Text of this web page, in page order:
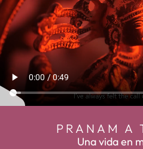
PRANAM A
Una vida en